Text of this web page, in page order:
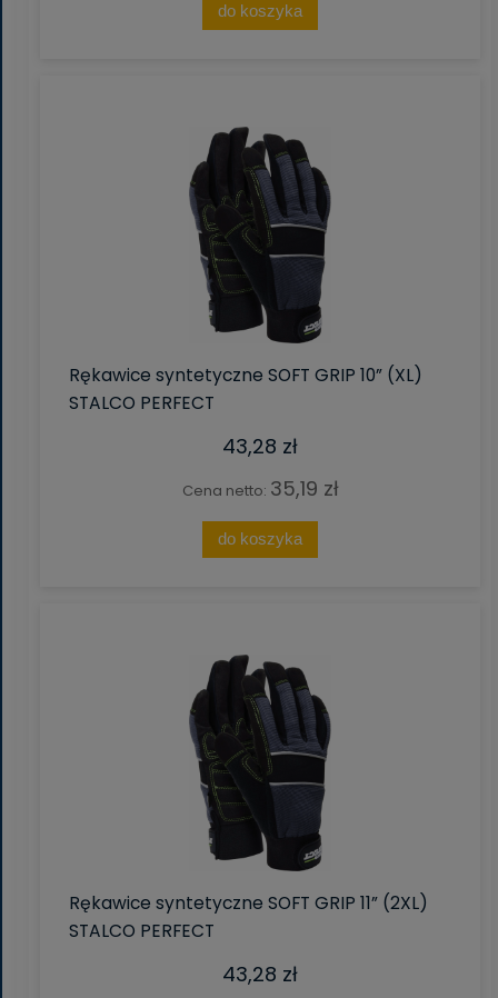
do koszyka
Rękawice syntetyczne SOFT GRIP 10” (XL)
STALCO PERFECT
43,28 zł
Cena netto: 35,19 zł
do koszyka
Rękawice syntetyczne SOFT GRIP 11” (2XL)
STALCO PERFECT
43,28 zł